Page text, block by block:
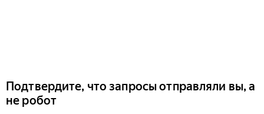
Подтвердите, что запросы отправляли вы, а
не робот